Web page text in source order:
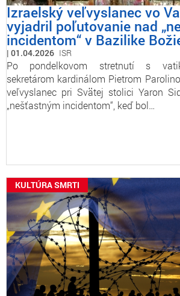
Izraelský veľvyslanec vo
vyjadril poľutovanie nad
incidentom“ v Bazilike
01.04.2026 ISR
Po pondelkovom stretnutí s
sekretárom kardinálom Pietrom
veľvyslanec pri Svätej stolici Yaron
„nešťastným incidentom“, keď bol…
KULTÚRA SMRTI